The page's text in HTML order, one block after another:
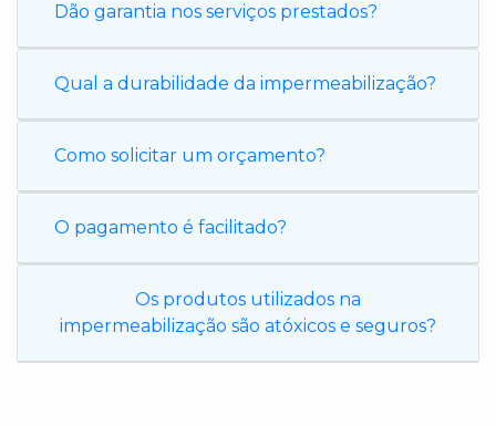
Dão garantia nos serviços prestados?
Qual a durabilidade da impermeabilização?
Como solicitar um orçamento?
O pagamento é facilitado?
Os produtos utilizados na
impermeabilização são atóxicos e seguros?